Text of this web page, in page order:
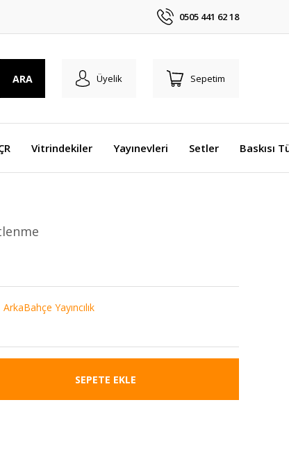
0505 441 62 18
ARA Üyelik Sepetim
Vitrindekiler Yayınevleri Setler Baskısı
ArkaBahçe Yayıncılık
SEPETE EKLE